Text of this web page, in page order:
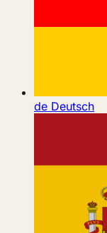
de Deutsch